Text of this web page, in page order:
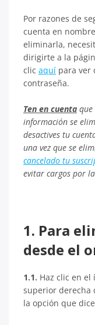
Por razones de
cuenta en
eliminarla,
dirigirte a la
clic aquí para ver
contraseña.
Ten en cuenta que
información se
desactives tu
una vez que se
cancelado tu
evitar cargos por
1. Para
desde el
1.1. Haz clic en el
superior derecha
la opción que dice